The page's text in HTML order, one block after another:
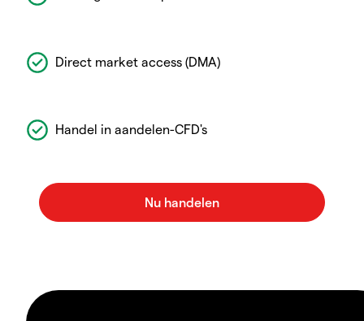
Direct market access (DMA)
Handel in aandelen-CFD's